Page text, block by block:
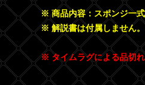
※ 商品内容：スポンジ一
※ 解説書は付属しません。
※ タイムラグによる品切